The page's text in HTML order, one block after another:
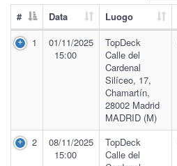
#
Data Luogo
1
01/11/2025
15:00
TopDeck
Calle del
Cardenal
Silíceo, 17,
Chamartín,
28002 Madrid
MADRID (M)
2
08/11/2025
15:00
TopDeck
Calle del